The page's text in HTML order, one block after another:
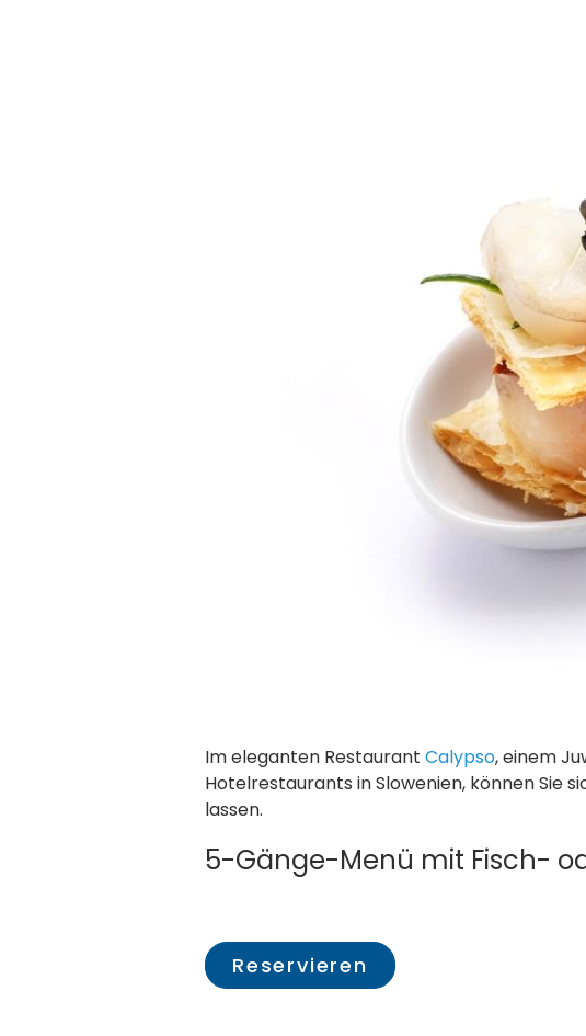
Im eleganten Restaurant Calypso, einem
Hotelrestaurants in Slowenien, können Sie
lassen.
5-Gänge-Menü mit Fisch-
Reservieren